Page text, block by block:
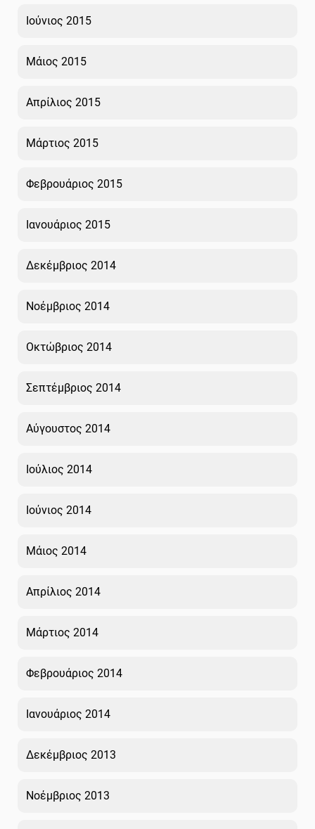
Ιούνιος 2015
Μάιος 2015
Απρίλιος 2015
Μάρτιος 2015
Φεβρουάριος 2015
Ιανουάριος 2015
Δεκέμβριος 2014
Νοέμβριος 2014
Οκτώβριος 2014
Σεπτέμβριος 2014
Αύγουστος 2014
Ιούλιος 2014
Ιούνιος 2014
Μάιος 2014
Απρίλιος 2014
Μάρτιος 2014
Φεβρουάριος 2014
Ιανουάριος 2014
Δεκέμβριος 2013
Νοέμβριος 2013